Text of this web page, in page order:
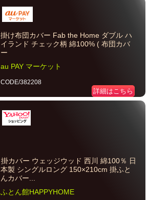
掛け布団カバー Fab the Home ダブル ハ
イランド チェック柄 綿100% ( 布団カバ
ー
au PAY マーケット
CODE/382208
詳細はこちら
掛カバー ウェッジウッド 西川 綿100％ 日
本製 シングルロング 150×210cm 掛ふと
んカバー...
ふとん館HAPPYHOME